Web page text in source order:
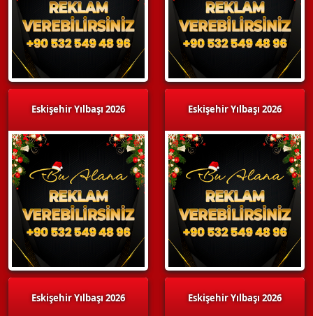
Eskişehir Yılbaşı 2026
Eskişehir Yılbaşı 2026
Eskişehir Yılbaşı 2026
Eskişehir Yılbaşı 2026